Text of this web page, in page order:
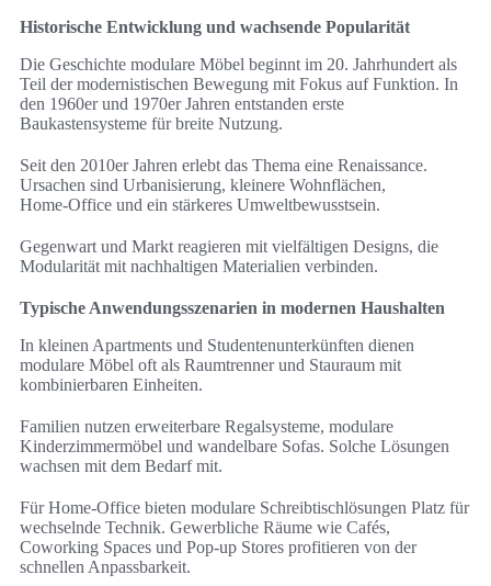
Historische Entwicklung und wachsende Popularität
Die Geschichte modulare Möbel beginnt im 20. Jahrhundert als
Teil der modernistischen Bewegung mit Fokus auf Funktion. In
den 1960er und 1970er Jahren entstanden erste
Baukastensysteme für breite Nutzung.
Seit den 2010er Jahren erlebt das Thema eine Renaissance.
Ursachen sind Urbanisierung, kleinere Wohnflächen,
Home‑Office und ein stärkeres Umweltbewusstsein.
Gegenwart und Markt reagieren mit vielfältigen Designs, die
Modularität mit nachhaltigen Materialien verbinden.
Typische Anwendungsszenarien in modernen Haushalten
In kleinen Apartments und Studentenunterkünften dienen
modulare Möbel oft als Raumtrenner und Stauraum mit
kombinierbaren Einheiten.
Familien nutzen erweiterbare Regalsysteme, modulare
Kinderzimmermöbel und wandelbare Sofas. Solche Lösungen
wachsen mit dem Bedarf mit.
Für Home‑Office bieten modulare Schreibtischlösungen Platz für
wechselnde Technik. Gewerbliche Räume wie Cafés,
Coworking Spaces und Pop‑up Stores profitieren von der
schnellen Anpassbarkeit.